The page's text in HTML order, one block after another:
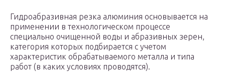
Гидроабразивная резка алюминия основывается на
применении в технологическом процессе
специально очищенной воды и абразивных зерен,
категория которых подбирается с учетом
характеристик обрабатываемого металла и типа
работ (в каких условиях проводятся).